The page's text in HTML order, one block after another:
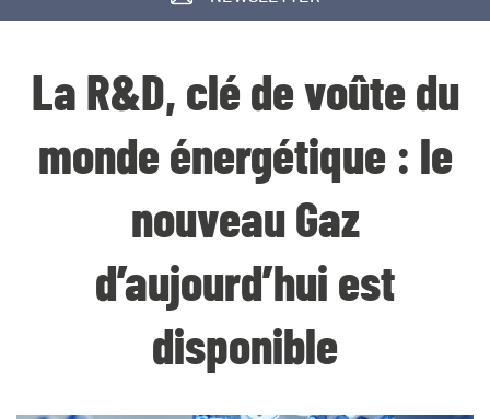
La R&D, clé de voûte du
monde énergétique : le
nouveau Gaz
d’aujourd’hui est
disponible